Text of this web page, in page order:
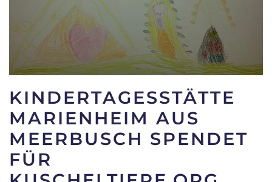
KINDERTAGESSTÄTTE
MARIENHEIM AUS
MEERBUSCH SPENDET
FÜR